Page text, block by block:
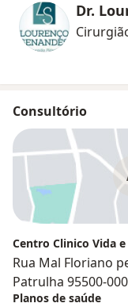
Dr.
Consultório
Centro Clinico Vida e
Rua Mal Floriano
Patrulha 95500-000
Planos de saúde